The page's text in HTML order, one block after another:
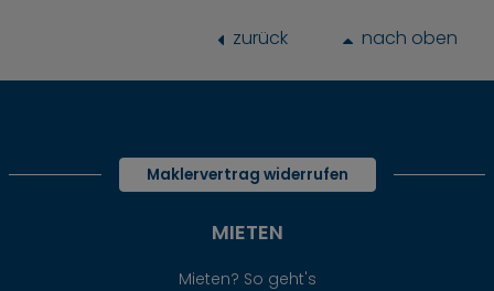
zurück nach oben
Maklervertrag widerrufen
MIETEN
Mieten? So geht's